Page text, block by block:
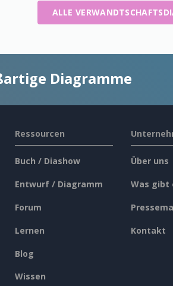
ALLE
Diagramme
Ressourcen
Buch / Diashow
Entwurf / Diagramm
Forum
Lernen
Blog
Wissen
Über uns
Was gibt
Kontakt